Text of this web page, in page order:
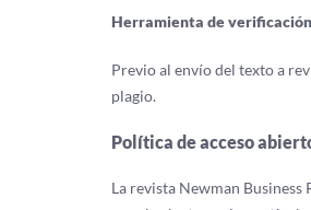
Herramienta de
Previo al envío del texto a
plagio.
Política de acceso
La revista Newman